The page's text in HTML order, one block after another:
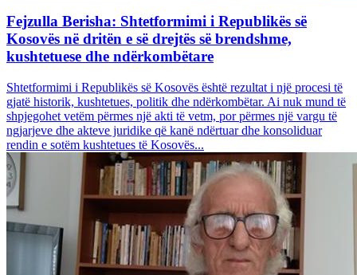
Fejzulla Berisha: Shtetformimi i Republikës së
Kosovës në dritën e së drejtës së brendshme,
kushtetuese dhe ndërkombëtare
Shtetformimi i Republikës së Kosovës është rezultat i një procesi të
gjatë historik, kushtetues, politik dhe ndërkombëtar. Ai nuk mund të
shpjegohet vetëm përmes një akti të vetm, por përmes një vargu të
ngjarjeve dhe akteve juridike që kanë ndërtuar dhe konsoliduar
rendin e sotëm kushtetues të Kosovës...